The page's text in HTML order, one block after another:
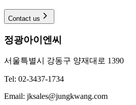
Contact us
정광아이엔씨
서울특별시 강동구 양재대로 1390
Tel: 02-3437-1734
Email: jksales@jungkwang.com